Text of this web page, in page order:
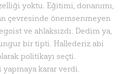
yoktu. Eğitimi, donanımı,
çevresinde önemsenmeyen
ve ahlaksızdı. Dedim ya,
bir tipti. Hallederiz abi
politikayı seçti.
yapmaya karar verdi.